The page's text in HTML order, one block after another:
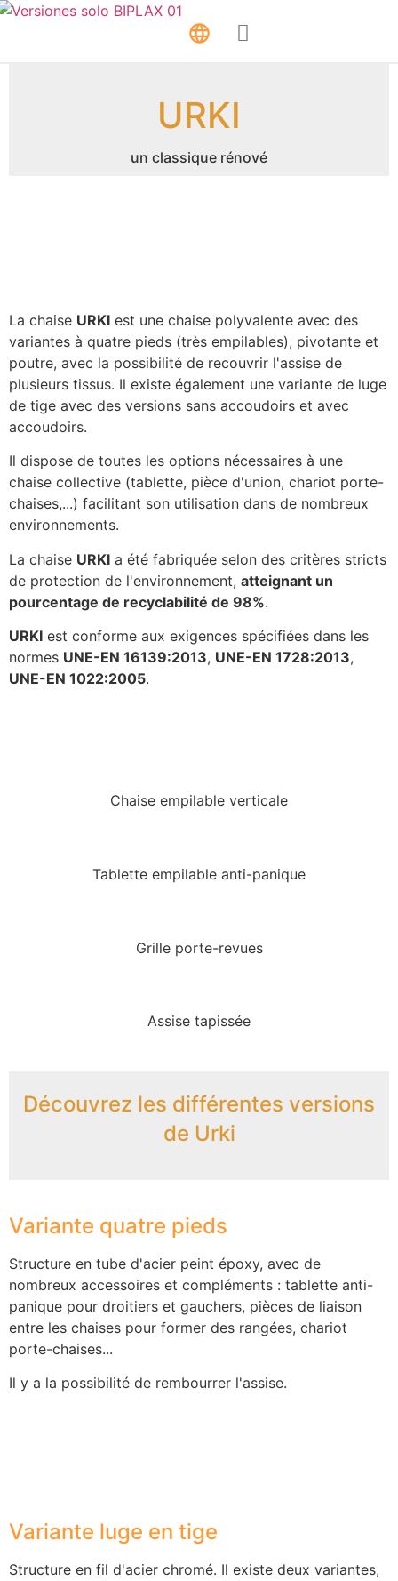
URKI
un classique rénové
La chaise URKI est une chaise polyvalente avec des
variantes à quatre pieds (très empilables), pivotante et
poutre, avec la possibilité de recouvrir l'assise de
plusieurs tissus. Il existe également une variante de luge
de tige avec des versions sans accoudoirs et avec
accoudoirs.
Il dispose de toutes les options nécessaires à une
chaise collective (tablette, pièce d'union, chariot porte-
chaises,...) facilitant son utilisation dans de nombreux
environnements.
La chaise URKI a été fabriquée selon des critères stricts
de protection de l'environnement, atteignant un
pourcentage de recyclabilité de 98%.
URKI est conforme aux exigences spécifiées dans les
normes UNE-EN 16139:2013, UNE-EN 1728:2013,
UNE-EN 1022:2005.
Chaise empilable verticale
Tablette empilable anti-panique
Grille porte-revues
Assise tapissée
Découvrez les différentes versions
de Urki
Variante quatre pieds
Structure en tube d'acier peint époxy, avec de
nombreux accessoires et compléments : tablette anti-
panique pour droitiers et gauchers, pièces de liaison
entre les chaises pour former des rangées, chariot
porte-chaises...
Il y a la possibilité de rembourrer l'assise.
Variante luge en tige
Structure en fil d'acier chromé. Il existe deux variantes,